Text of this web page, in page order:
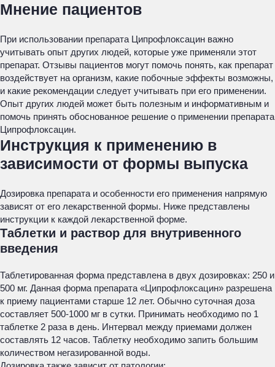
Мнение пациентов
При использовании препарата Ципрофлоксацин важно
учитывать опыт других людей, которые уже применяли этот
препарат. Отзывы пациентов могут помочь понять, как препарат
воздействует на организм, какие побочные эффекты возможны,
и какие рекомендации следует учитывать при его применении.
Опыт других людей может быть полезным и информативным и
помочь принять обоснованное решение о применении препарата
Ципрофлоксацин.
Инструкция к применению в
зависимости от формы выпуска
Дозировка препарата и особенности его применения напрямую
зависят от его лекарственной формы. Ниже представлены
инструкции к каждой лекарственной форме.
Таблетки и раствор для внутривенного
введения
Таблетированная форма представлена в двух дозировках: 250 и
500 мг. Данная форма препарата «Ципрофлоксацин» разрешена
к приему пациентами старше 12 лет. Обычно суточная доза
составляет 500-1000 мг в сутки. Принимать необходимо по 1
таблетке 2 раза в день. Интервал между приемами должен
составлять 12 часов. Таблетку необходимо запить большим
количеством негазированной воды.